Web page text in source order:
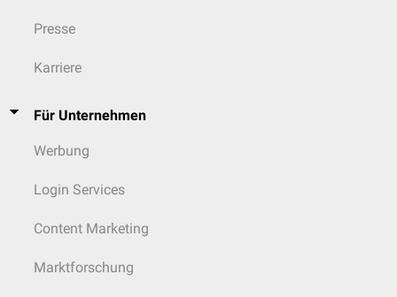
Presse
Karriere
Für Unternehmen
Werbung
Login Services
Content Marketing
Marktforschung